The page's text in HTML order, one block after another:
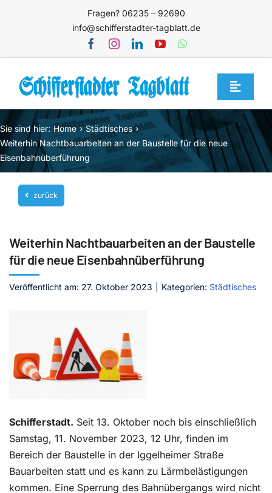
Fragen? 06235 – 92690
info@schifferstadter-tagblatt.de
Toggle
Home
Themen
Blog
Unternehmen
Mediathek
Jetzt abonnieren
Kontakt
Sie sind hier: Home
Städtisches
Weiterhin Nachtbauarbeiten an der Baustelle für die neue
Eisenbahnüberführung
zurück
Weiterhin Nachtbauarbeiten an der Baustelle
für die neue Eisenbahnüberführung
Veröffentlicht am: 27. Oktober 2023 Kategorien: Städtisches
Schifferstadt. Seit 13. Oktober noch bis einschließlich
Samstag, 11. November 2023, 12 Uhr, finden im
Bereich der Baustelle in der Iggelheimer Straße
Bauarbeiten statt und es kann zu Lärmbelästigungen
kommen. Eine Sperrung des Bahnübergangs wird nicht